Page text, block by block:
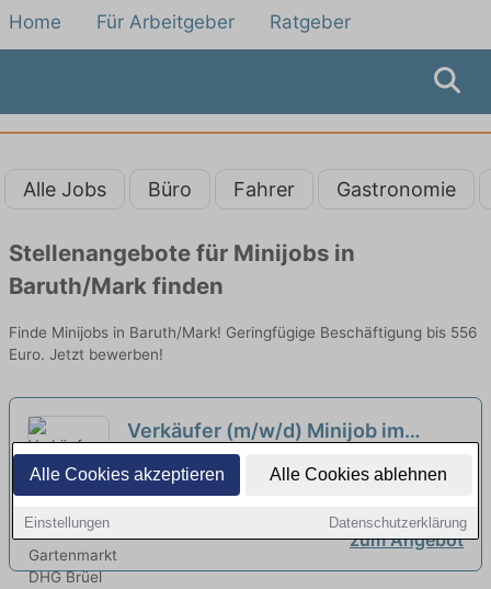
Alle Cookies akzeptieren Alle Cookies ablehnen
Einstellungen Datenschutzerklärung
Home Für Arbeitgeber Ratgeber
Alle Jobs Büro Fahrer Gastronomie
Stellenangebote für Minijobs in
Baruth/Mark finden
Finde Minijobs in Baruth/Mark! Geringfügige Beschäftigung bis 556
Euro. Jetzt bewerben!
Verkäufer (m/w/d) Minijob im
Haus-, Hof- & Gartenmarkt
DHG Brüel Dienstleistungs- und
Handelsgesellschaft mbH | Schwerin
zum Angebot